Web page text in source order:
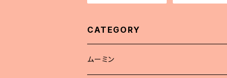
CATEGORY
ムーミン